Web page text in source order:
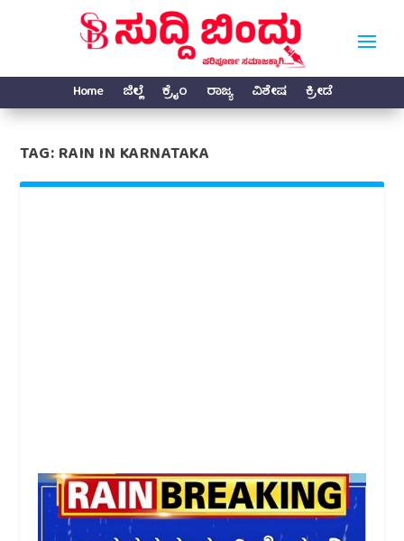
Home ಜಿಲ್ಲೆ ಕ್ರೈಂ ರಾಜ್ಯ ವಿಶೇಷ ಕ್ರೀಡೆ
TAG:RAIN IN KARNATAKA